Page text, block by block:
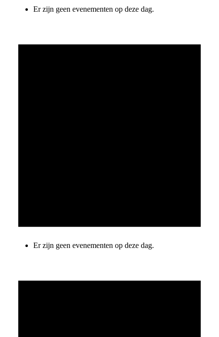
Er zijn geen evenementen op deze dag.
Er zijn geen evenementen op deze dag.